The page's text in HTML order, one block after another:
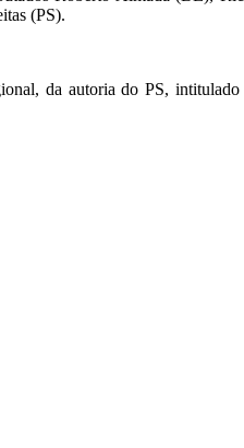
(PS).
da autoria do PS,